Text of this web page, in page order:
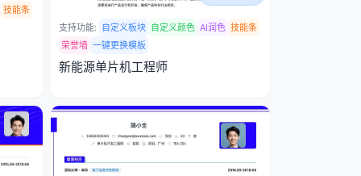
技能条
支持功能: 自定义板块 自定义颜色 AI润色 技能条
荣誉墙 一键更换模板
新能源单片机工程师